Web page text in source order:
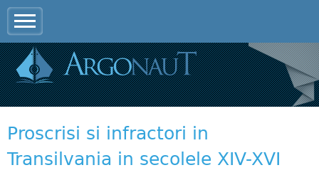
Proscrisi si infractori in
Transilvania in secolele XIV-XVI